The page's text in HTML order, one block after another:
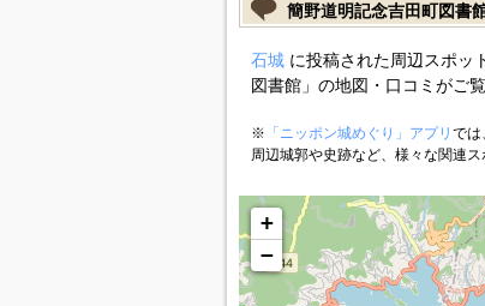
簡野道明記念吉田町図書
石城に投稿された周辺スポッ
図書館」の地図・口コミがご覧
※ 「ニッポン城めぐり」アプリ では
周辺城郭や史跡など、様々な関連ス
+
−